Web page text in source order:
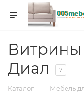
Диал
7
Каталог — Мебель